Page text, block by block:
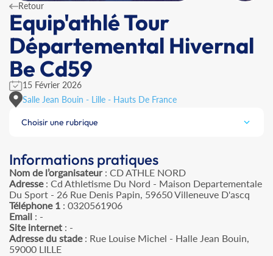
Retour
Equip'athlé Tour
Départemental Hivernal
Be Cd59
15 Février 2026
Salle Jean Bouin - Lille - Hauts De France
Choisir une rubrique
Informations pratiques
Nom de l’organisateur: CD ATHLE NORD
Adresse: Cd Athletisme Du Nord - Maison Departementale
Du Sport - 26 Rue Denis Papin, 59650 Villeneuve D'ascq
Téléphone 1 : 0320561906
Email : -
Site internet : -
Adresse du stade: Rue Louise Michel - Halle Jean Bouin,
59000 LILLE